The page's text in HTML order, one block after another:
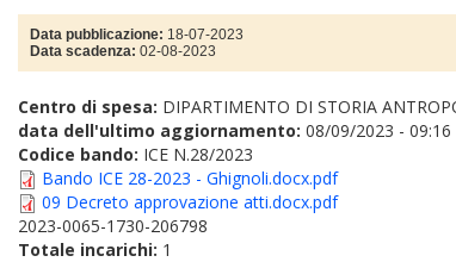
Data pubblicazione: 18-07-2023
Data scadenza: 02-08-2023
Centro di spesa: DIPARTIMENTO DI STORIA
data dell'ultimo aggiornamento: 08/09/2023 - 09:16
Codice bando: ICE N.28/2023
Bando ICE 28-2023 - Ghignoli.docx.pdf
09 Decreto approvazione atti.docx.pdf
2023-0065-1730-206798
Totale incarichi: 1